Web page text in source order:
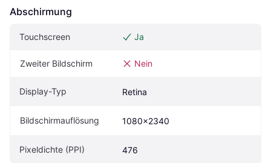
Abschirmung
Touchscreen Ja
Zweiter Bildschirm Nein
Display-Typ Retina
Bildschirmauflösung 1080x2340
Pixeldichte (PPI) 476